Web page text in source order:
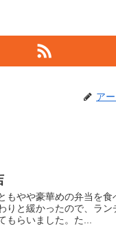
ア
やや豪華めの弁当を食
りと緩かったので、ラン
もらいました。た...